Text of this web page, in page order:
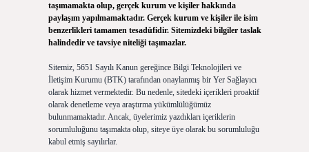
taşımamakta olup, gerçek kurum ve kişiler hakkında
paylaşım yapılmamaktadır. Gerçek kurum ve kişiler ile isim
benzerlikleri tamamen tesadüfidir. Sitemizdeki bilgiler taslak
halindedir ve tavsiye niteliği taşımazlar.
Sitemiz, 5651 Sayılı Kanun gereğince Bilgi Teknolojileri ve
İletişim Kurumu (BTK) tarafından onaylanmış bir Yer Sağlayıcı
olarak hizmet vermektedir. Bu nedenle, sitedeki içerikleri proaktif
olarak denetleme veya araştırma yükümlülüğümüz
bulunmamaktadır. Ancak, üyelerimiz yazdıkları içeriklerin
sorumluluğunu taşımakta olup, siteye üye olarak bu sorumluluğu
kabul etmiş sayılırlar.